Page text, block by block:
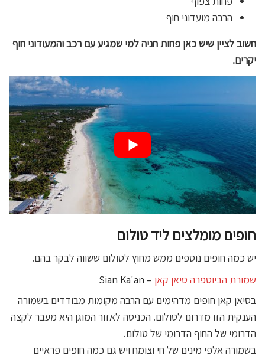
הרבה מועדוני חוף
חשוב לציין שיש כאן פחות חניה למי שמגיע עם רכב והמעודוני חוף
יקרים.
חופים מומלצים ליד טולום
יש כמה חופים נוספים ממש מחוץ לטולום ששווה לבקר בהם.
שמורת הביוספרה סיאן קאן – Sian Ka'an
בסיאן קאן חופים מדהימים עם הרבה מקומות מבודדים בשמורה
הענקית הזו מדרום לטולום. הכניסה לאזור המוגן היא מעבר לקצה
הדרומי של החוף הדרומי של טולום.
בשמורה אלפי מינים של חי וצומח ויש גם כמה חופים פראיים